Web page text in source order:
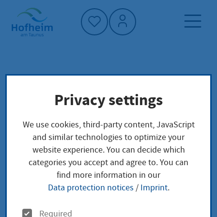
Home"
Baumfällgenehmigung beantragen für
kommunal geschützte Bäume
Baumfällgenehmigung
beantragen für
kommunal geschützte
Privacy settings
We use cookies, third-party content, JavaScript
and similar technologies to optimize your
website experience. You can decide which
categories you accept and agree to. You can
find more information in our
Data protection notices / Imprint.
O
Required